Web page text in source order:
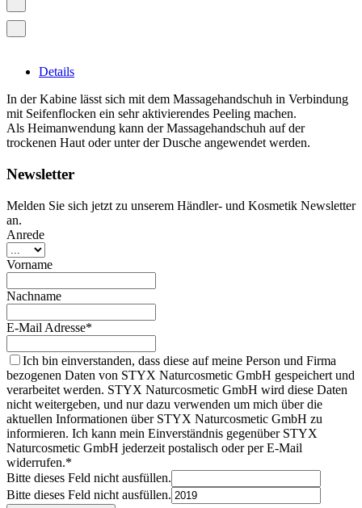
Details
In der Kabine lässt sich mit dem Massagehandschuh in Verbindung
mit Seifenflocken ein sehr aktivierendes Peeling machen.
Als Heimanwendung kann der Massagehandschuh auf der
trockenen Haut oder unter der Dusche angewendet werden.
Newsletter
Melden Sie sich jetzt zu unserem Händler- und Kosmetik Newsletter
an.
Anrede
Vorname
Nachname
E-Mail Adresse*
Ich bin einverstanden, dass diese auf meine Person und Firma
bezogenen Daten von STYX Naturcosmetic GmbH gespeichert und
verarbeitet werden. STYX Naturcosmetic GmbH wird diese Daten
nicht weitergeben, und nur dazu verwenden um mich über die
aktuellen Informationen über STYX Naturcosmetic GmbH zu
informieren. Ich kann mein Einverständnis gegenüber STYX
Naturcosmetic GmbH jederzeit postalisch oder per E-Mail
widerrufen.*
Bitte dieses Feld nicht ausfüllen.
Bitte dieses Feld nicht ausfüllen.